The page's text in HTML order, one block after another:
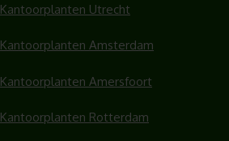
Kantoorplanten Utrecht
Kantoorplanten Amsterdam
Kantoorplanten Amersfoort
Kantoorplanten Rotterdam